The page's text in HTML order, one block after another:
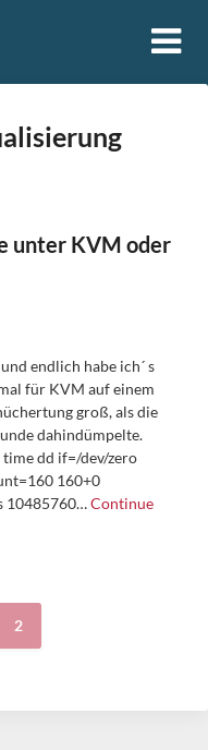
unter KVM oder
endlich habe ich´ s
für KVM auf einem
groß, als die
dahindümpelte.
time dd if=/dev/zero
160+0
10485760…Continue
2